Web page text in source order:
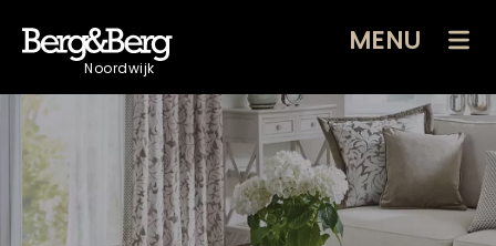
Noordwijk
MENU